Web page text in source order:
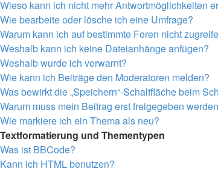
Wieso kann ich nicht mehr Antwortmöglichkeiten
Wie bearbeite oder lösche ich eine Umfrage?
Warum kann ich auf bestimmte Foren nicht
Weshalb kann ich keine Dateianhänge anfügen?
Weshalb wurde ich verwarnt?
Wie kann ich Beiträge den Moderatoren melden?
Was bewirkt die „Speichern“-Schaltfläche beim
Warum muss mein Beitrag erst freigegeben
Wie markiere ich ein Thema als neu?
Textformatierung und Thementypen
Was ist BBCode?
Kann ich HTML benutzen?